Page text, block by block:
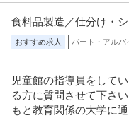
食料品製造／仕分け・
おすすめ求人 パート・アルバ
児童館の指導員をして
る方に質問させて下さ
もと教育関係の大学に